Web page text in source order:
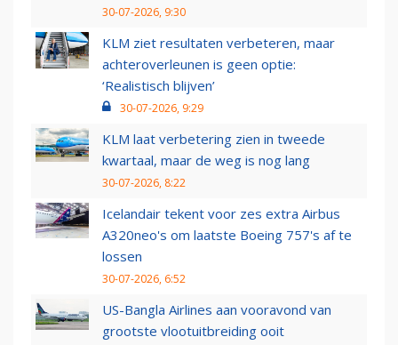
30-07-2026, 9:30
KLM ziet resultaten verbeteren, maar
achteroverleunen is geen optie:
‘Realistisch blijven’
30-07-2026, 9:29
KLM laat verbetering zien in tweede
kwartaal, maar de weg is nog lang
30-07-2026, 8:22
Icelandair tekent voor zes extra Airbus
A320neo's om laatste Boeing 757's af te
lossen
30-07-2026, 6:52
US-Bangla Airlines aan vooravond van
grootste vlootuitbreiding ooit